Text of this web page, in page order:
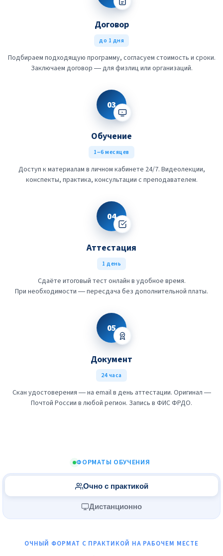
Договор
до 1 дня
Подбираем подходящую программу, согласуем стоимость и сроки.
Заключаем договор — для физлиц или организаций.
03
Обучение
1–6 месяцев
Доступ к материалам в личном кабинете 24/7. Видеолекции,
конспекты, практика, консультации с преподавателем.
04
Аттестация
1 день
Сдаёте итоговый тест онлайн в удобное время.
При необходимости — пересдача без дополнительной платы.
05
Документ
24 часа
Скан удостоверения — на email в день аттестации. Оригинал —
Почтой России в любой регион. Запись в ФИС ФРДО.
ФОРМАТЫ ОБУЧЕНИЯ
Очно с практикой
Дистанционно
ОЧНЫЙ ФОРМАТ С ПРАКТИКОЙ НА РАБОЧЕМ МЕСТЕ